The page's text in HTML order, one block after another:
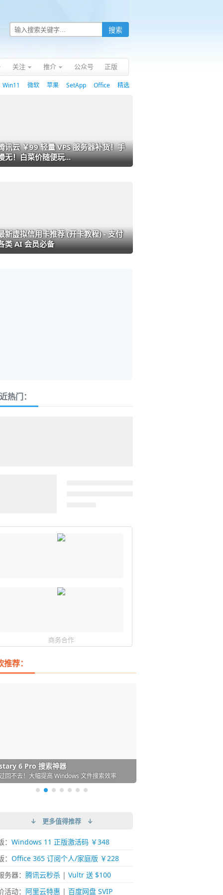
关注 推介 公众号 正版
Win11 微软 苹果 SetApp Office 精选
讯云 ￥99 轻量 VPS 服务器补货！手
无！白菜价随便玩...
新虚拟信用卡推荐 (开卡教程) - 支付
类 AI 会员必备
热门：
商务合作
荐：
必备的下载神器
的 Windows 平台下载工具
6 Pro 搜索神器
回不去！大幅提高 Windows 文件搜索效率
桌面图标自动整理/美化神器
必备！图标再多桌面也不再凌乱！
Desktop 虚拟机
上流畅运行 Windows (支持 M 芯片)
下载网络视频的神器 (Mac)
下视频，超简单好用！谁用谁知道
- 极简好用的 Markdown 编辑器
写作体验！跨平台支持 Win / Mac
↓ 更多值得推荐 ↓
Windows 11 正版激活码 ￥348
Office 365 订阅个人/家庭版 ￥228
务器： 腾讯云秒杀| Vultr 送 $100
活动： 阿里云特惠 | 百度网盘 SVIP